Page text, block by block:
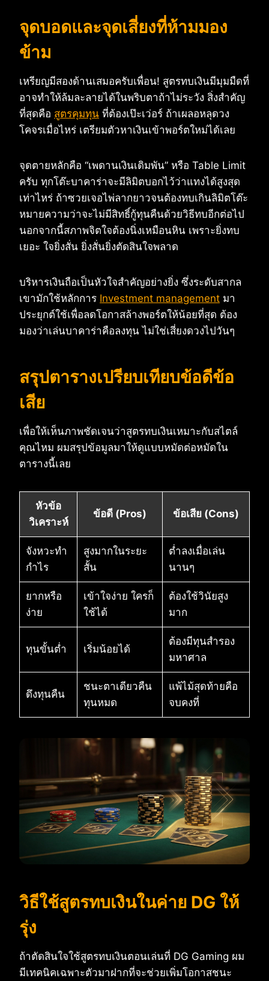
จุดบอดและจุดเสี่ยงที่ห้ามมอง
ข้าม
เหรียญมีสองด้านเสมอครับเพื่อน! สูตรทบเงินมีมุมมืดที่
อาจทำให้ล้มละลายได้ในพริบตาถ้าไม่ระวัง สิ่งสำคัญ
ที่สุดคือ สูตรคุมทุน ที่ต้องเป๊ะเว่อร์ ถ้าเผลอหลุดวง
โคจรเมื่อไหร่ เตรียมตัวหาเงินเข้าพอร์ตใหม่ได้เลย
จุดตายหลักคือ “เพดานเงินเดิมพัน” หรือ Table Limit
ครับ ทุกโต๊ะบาคาร่าจะมีลิมิตบอกไว้ว่าแทงได้สูงสุด
เท่าไหร่ ถ้าซวยเจอไพ่ลากยาวจนต้องทบเกินลิมิตโต๊ะ
หมายความว่าจะไม่มีสิทธิ์กู้ทุนคืนด้วยวิธีทบอีกต่อไป
นอกจากนี้สภาพจิตใจต้องนิ่งเหมือนหิน เพราะยิ่งทบ
เยอะ ใจยิ่งสั่น ยิ่งสั่นยิ่งตัดสินใจพลาด
บริหารเงินถือเป็นหัวใจสำคัญอย่างยิ่ง ซึ่งระดับสากล
เขามักใช้หลักการ Investment management มา
ประยุกต์ใช้เพื่อลดโอกาสล้างพอร์ตให้น้อยที่สุด ต้อง
มองว่าเล่นบาคาร่าคือลงทุน ไม่ใช่เสี่ยงดวงไปวันๆ
สรุปตารางเปรียบเทียบข้อดีข้อ
เสีย
เพื่อให้เห็นภาพชัดเจนว่าสูตรทบเงินเหมาะกับสไตล์
คุณไหม ผมสรุปข้อมูลมาให้ดูแบบหมัดต่อหมัดใน
ตารางนี้เลย
หัวข้อ
วิเคราะห์
ข้อดี (Pros) ข้อเสีย (Cons)
จังหวะทำ
กำไร
สูงมากในระยะ
สั้น
ต่ำลงเมื่อเล่น
นานๆ
ยากหรือ
ง่าย
เข้าใจง่าย ใครก็
ใช้ได้
ต้องใช้วินัยสูง
มาก
ทุนขั้นต่ำ เริ่มน้อยได้
ต้องมีทุนสำรอง
มหาศาล
ดึงทุนคืน
ชนะตาเดียวคืน
ทุนหมด
แพ้ไม้สุดท้ายคือ
จบคงที่
วิธีใช้สูตรทบเงินในค่าย DG ให้
รุ่ง
ถ้าตัดสินใจใช้สูตรทบเงินตอนเล่นที่ DG Gaming ผม
มีเทคนิคเฉพาะตัวมาฝากที่จะช่วยเพิ่มโอกาสชนะ